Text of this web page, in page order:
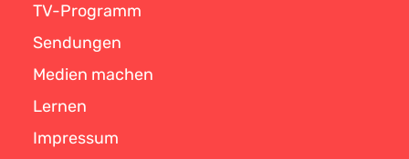
TV-Programm
Sendungen
Medien machen
Lernen
Impressum